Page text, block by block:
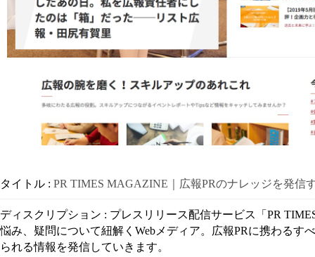
タイトル : PR TIMES MAGAZINE｜広報PRのナレッジを発信
ディスクリプション : プレスリリース配信サービス「PR
悩み、疑問について紐解くWebメディア。広報PRに携わる
られる情報を発信していきます。